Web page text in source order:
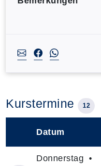
Kurstermine 12
Datum
Donnerstag •